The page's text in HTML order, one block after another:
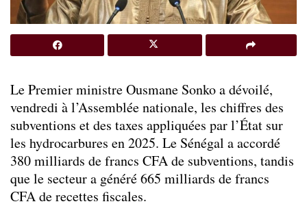
Le Premier ministre Ousmane Sonko a dévoilé,
vendredi à l’Assemblée nationale, les chiffres des
subventions et des taxes appliquées par l’État sur
les hydrocarbures en 2025. Le Sénégal a accordé
380 milliards de francs CFA de subventions, tandis
que le secteur a généré 665 milliards de francs
CFA de recettes fiscales.